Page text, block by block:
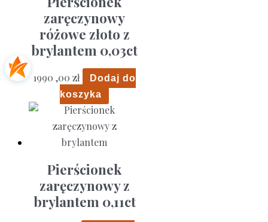
zaręczynowy
różowe złoto z
brylantem 0,03ct
1990 ,00 zł
Dodaj do
koszyka
Pierścionek
zaręczynowy z
brylantem 0,11ct